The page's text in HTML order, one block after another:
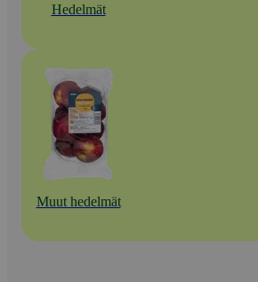
Hedelmät
Muut hedelmät